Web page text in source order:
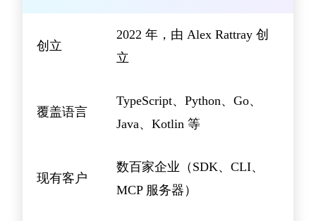
创立
2022 年，由 Alex Rattray 创
立
覆盖语言
TypeScript、Python、Go、
Java、Kotlin 等
现有客户
数百家企业（SDK、CLI、
MCP 服务器）